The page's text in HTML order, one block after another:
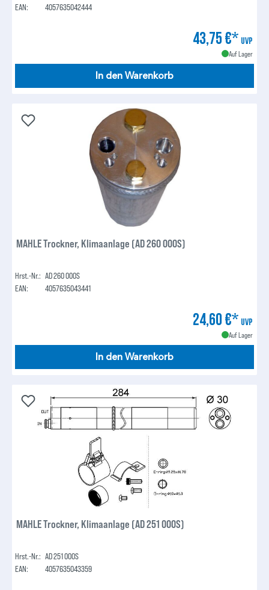
EAN: 4057635042444
43,75 €* UVP
Auf Lager
In den Warenkorb
MAHLE Trockner, Klimaanlage (AD 260 000S)
Hrst.-Nr.: AD 260 000S
EAN:
4057635043441
24,60 €* UVP
Auf Lager
In den Warenkorb
MAHLE Trockner, Klimaanlage (AD 251 000S)
Hrst.-Nr.: AD 251 000S
EAN:
4057635043359